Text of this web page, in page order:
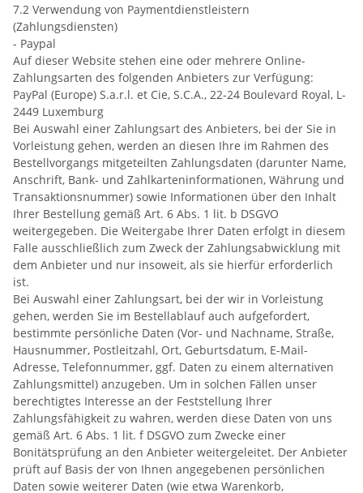
7.2 Verwendung von Paymentdienstleistern
(Zahlungsdiensten)
- Paypal
Auf dieser Website stehen eine oder mehrere Online-
Zahlungsarten des folgenden Anbieters zur Verfügung:
PayPal (Europe) S.a.r.l. et Cie, S.C.A., 22-24 Boulevard Royal, L-
2449 Luxemburg
Bei Auswahl einer Zahlungsart des Anbieters, bei der Sie in
Vorleistung gehen, werden an diesen Ihre im Rahmen des
Bestellvorgangs mitgeteilten Zahlungsdaten (darunter Name,
Anschrift, Bank- und Zahlkarteninformationen, Währung und
Transaktionsnummer) sowie Informationen über den Inhalt
Ihrer Bestellung gemäß Art. 6 Abs. 1 lit. b DSGVO
weitergegeben. Die Weitergabe Ihrer Daten erfolgt in diesem
Falle ausschließlich zum Zweck der Zahlungsabwicklung mit
dem Anbieter und nur insoweit, als sie hierfür erforderlich
ist.
Bei Auswahl einer Zahlungsart, bei der wir in Vorleistung
gehen, werden Sie im Bestellablauf auch aufgefordert,
bestimmte persönliche Daten (Vor- und Nachname, Straße,
Hausnummer, Postleitzahl, Ort, Geburtsdatum, E-Mail-
Adresse, Telefonnummer, ggf. Daten zu einem alternativen
Zahlungsmittel) anzugeben. Um in solchen Fällen unser
berechtigtes Interesse an der Feststellung Ihrer
Zahlungsfähigkeit zu wahren, werden diese Daten von uns
gemäß Art. 6 Abs. 1 lit. f DSGVO zum Zwecke einer
Bonitätsprüfung an den Anbieter weitergeleitet. Der Anbieter
prüft auf Basis der von Ihnen angegebenen persönlichen
Daten sowie weiterer Daten (wie etwa Warenkorb,